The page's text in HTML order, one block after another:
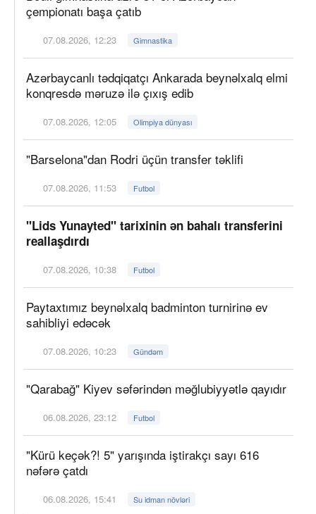
çempionatı başa çatıb
07.08.2026, 12:23 Gimnastika
Azərbaycanlı tədqiqatçı Ankarada beynəlxalq elmi
konqresdə məruzə ilə çıxış edib
07.08.2026, 12:05 Olimpiya dünyası
"Barselona"dan Rodri üçün transfer təklifi
07.08.2026, 11:53 Futbol
"Lids Yunayted" tarixinin ən bahalı transferini
reallaşdırdı
07.08.2026, 10:38 Futbol
Paytaxtımız beynəlxalq badminton turnirinə ev
sahibliyi edəcək
07.08.2026, 10:23 Gündəm
"Qarabağ" Kiyev səfərindən məğlubiyyətlə qayıdır
06.08.2026, 23:12 Futbol
"Kürü keçək?! 5" yarışında iştirakçı sayı 616
nəfərə çatdı
06.08.2026, 15:41 Su idman növləri